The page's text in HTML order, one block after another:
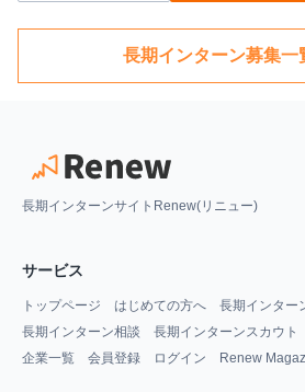
長期インターン募集一
長期インターンサイトRenew(リニュー)
サービス
トップページ はじめての方へ
長期インター
長期インターン相談
長期インターンスカウト
企業一覧
会員登録 ログイン Renew